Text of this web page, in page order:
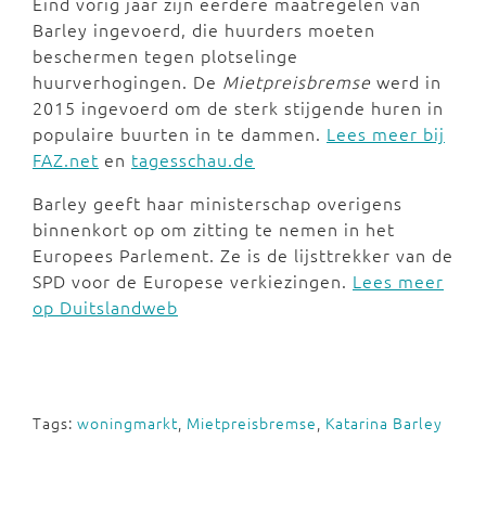
Barley ingevoerd, die huurders moeten
beschermen tegen plotselinge
huurverhogingen. De Mietpreisbremse werd in
2015 ingevoerd om de sterk stijgende huren in
populaire buurten in te dammen. Lees meer bij
FAZ.net en tagesschau.de
Barley geeft haar ministerschap overigens
binnenkort op om zitting te nemen in het
Europees Parlement. Ze is de lijsttrekker van de
SPD voor de Europese verkiezingen. Lees meer
op Duitslandweb
Tags: woningmarkt, Mietpreisbremse, Katarina Barley